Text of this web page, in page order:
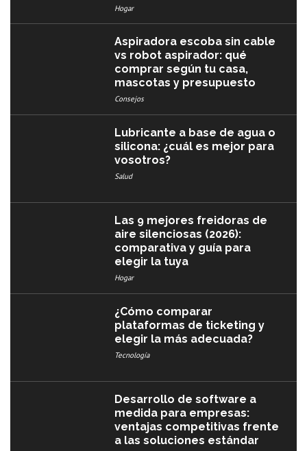
Hogar
Aspiradora escoba sin cable
vs robot aspirador: qué
comprar según tu casa,
mascotas y presupuesto
Consejos
Lubricante a base de agua o
silicona: ¿cuál es mejor para
vosotros?
Salud
Las 9 mejores freidoras de
aire silenciosas (2026):
comparativa y guía para
elegir la tuya
Hogar
¿Cómo comparar
plataformas de ticketing y
elegir la más adecuada?
Tecnología
Desarrollo de software a
medida para empresas:
ventajas competitivas frente
a las soluciones estándar